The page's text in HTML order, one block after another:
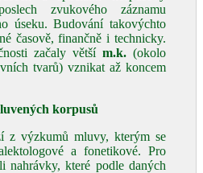
zvukového záznamu
úseku. Budování takovýchto
časově, finančně i technicky.
začaly větší m.k.(okolo
tvarů) vznikat až koncem
korpusů
z výzkumů mluvy, kterým se
a fonetikové. Pro
nahrávky, které podle daných